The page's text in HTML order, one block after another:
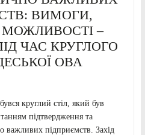
ВИМОГИ,
–
ЧАС КРУГЛОГО
ОВА
круглий стіл, який був
підтвердження та
важливих підприємств. Захід